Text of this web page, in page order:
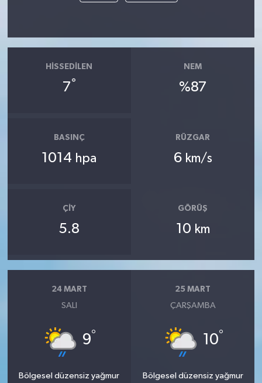
HISSEDILEN
7°
NEM
%87
BASINÇ
1014 hpa
RÜZGAR
6 km/s
ÇIY
5.8
GÖRÜŞ
10 km
24 MART
SALI
9°
Bölgesel düzensiz yağmur
25 MART
ÇARŞAMBA
10°
Bölgesel düzensiz yağmur